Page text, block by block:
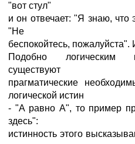
"вот стул"
и он отвечает: "Я знаю, что
"Не
беспокойтесь, пожалуйста".
Подобно логическим
существуют
прагматические
логической истин
- "А равно А", то пример
здесь":
истинность этого